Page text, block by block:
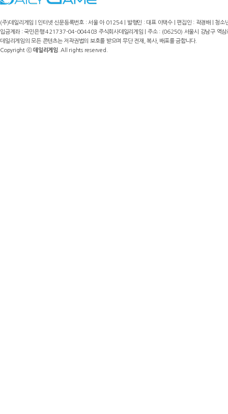
(주)데일리게임 | 인터넷 신문등록번호 : 서울 아 01254 | 발행인 : 대표 이택수 | 편집인 : 곽경배 |
입금계좌 : 국민은행 421737-04-004403 주식회사데일리게임 | 주소 : (06250) 서울시 강남구
데일리게임의 모든 콘텐츠는 저작권법의 보호를 받으며 무단 전재, 복사, 배포를 금합니다.
Copyright ⓒ데일리게임 . All rights reserved.